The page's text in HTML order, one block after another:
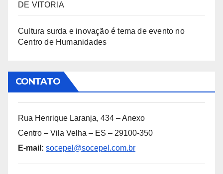
DE VITORIA
Cultura surda e inovação é tema de evento no
Centro de Humanidades
CONTATO
Rua Henrique Laranja, 434 – Anexo
Centro – Vila Velha – ES – 29100-350
E-mail: socepel@socepel.com.br